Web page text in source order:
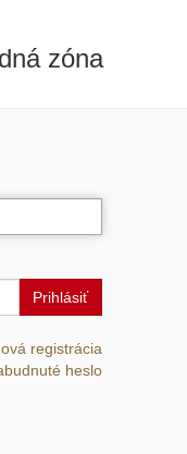
zóna
Prihlásiť
registrácia
heslo